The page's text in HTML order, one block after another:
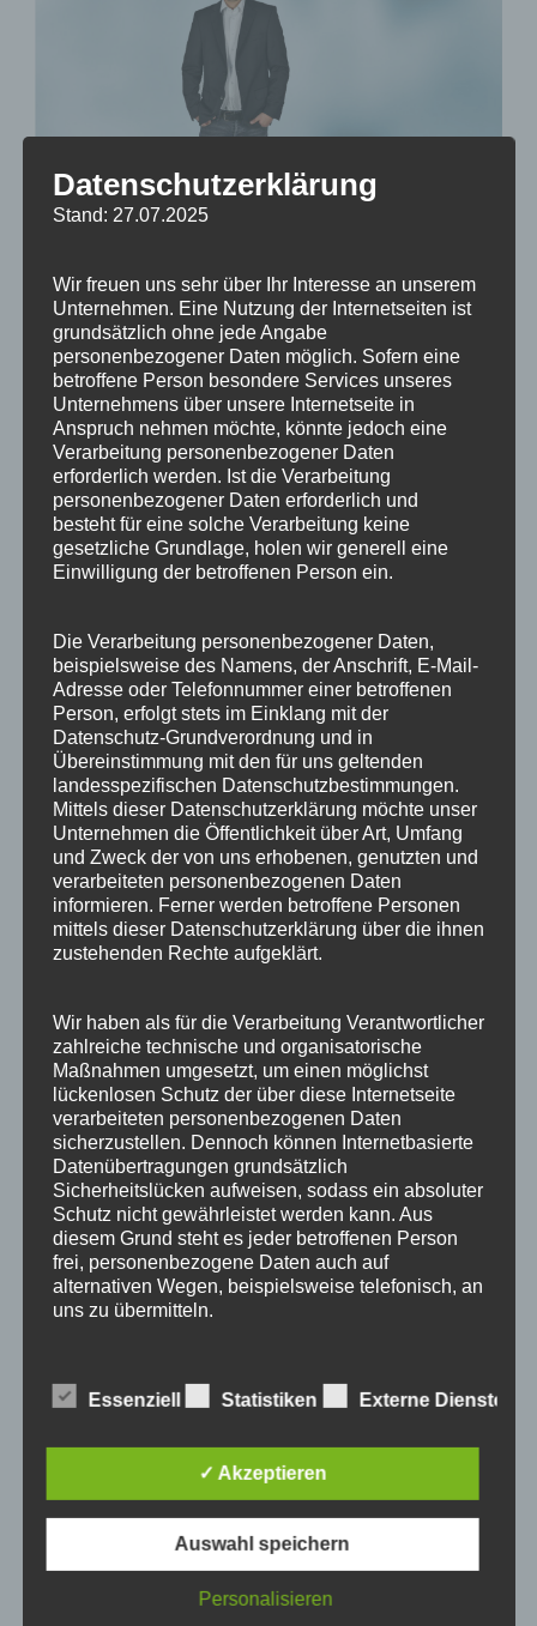
DIE SAKKO-FRAGE
Umgangsformen
Comments
4
In diesem Text soll es tatsächlich um einen Streitpunkt
gehen, den mein Mann und ich hin und wieder haben.
Wir sind unterschiedler...
READ MORE
ARCHIV
August 2025
November 2021
September 2021
April 2020
Februar 2017
Juni 2016
Juli 2015
CALENDAR
AUGUST 2026
1 2
10 11 12 13 14 15 16
17 18 19 20 21 22 23
Datenschutzerklärung
Stand: 27.07.2025
Wir freuen uns sehr über Ihr Interesse an unserem
Unternehmen. Eine Nutzung der Internetseiten ist
grundsätzlich ohne jede Angabe
personenbezogener Daten möglich. Sofern eine
betroffene Person besondere Services unseres
Unternehmens über unsere Internetseite in
Anspruch nehmen möchte, könnte jedoch eine
Verarbeitung personenbezogener Daten
erforderlich werden. Ist die Verarbeitung
personenbezogener Daten erforderlich und
besteht für eine solche Verarbeitung keine
gesetzliche Grundlage, holen wir generell eine
Einwilligung der betroffenen Person ein.
Die Verarbeitung personenbezogener Daten,
beispielsweise des Namens, der Anschrift, E-Mail-
Adresse oder Telefonnummer einer betroffenen
Person, erfolgt stets im Einklang mit der
Datenschutz-Grundverordnung und in
Übereinstimmung mit den für uns geltenden
landesspezifischen Datenschutzbestimmungen.
Mittels dieser Datenschutzerklärung möchte unser
Unternehmen die Öffentlichkeit über Art, Umfang
und Zweck der von uns erhobenen, genutzten und
verarbeiteten personenbezogenen Daten
informieren. Ferner werden betroffene Personen
mittels dieser Datenschutzerklärung über die ihnen
zustehenden Rechte aufgeklärt.
Wir haben als für die Verarbeitung Verantwortlicher
zahlreiche technische und organisatorische
Maßnahmen umgesetzt, um einen möglichst
lückenlosen Schutz der über diese Internetseite
verarbeiteten personenbezogenen Daten
sicherzustellen. Dennoch können Internetbasierte
Datenübertragungen grundsätzlich
Sicherheitslücken aufweisen, sodass ein absoluter
Schutz nicht gewährleistet werden kann. Aus
diesem Grund steht es jeder betroffenen Person
frei, personenbezogene Daten auch auf
alternativen Wegen, beispielsweise telefonisch, an
uns zu übermitteln.
Begriffsbestimmungen
Die Datenschutzerklärung beruht auf den
Begrifflichkeiten, die durch den Europäischen
der Datenschutz-Grundverordnung (DS-GVO)
verwendet wurden. Unsere Datenschutzerklärung
soll sowohl für die Öffentlichkeit als auch für
unsere Kunden und Geschäftspartner einfach
Essenziell Statistiken Externe Dienste
✓ Akzeptieren
Auswahl speichern
Personalisieren